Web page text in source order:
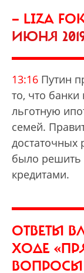
— LIZA
ИЮНЯ
13:16 Путин
то, что
льготную
семей.
достаточных
было решить
кредитами.
ОТВЕТЫ
ХОДЕ